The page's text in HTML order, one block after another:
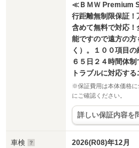
≪ＢＭＷ Premium
行距離無制限保証
含めて無料で対応
能ですので遠方の
く）。１００項目
６５日２４時間体
トラブルに対応す
※保証費用は本体価格に
にご確認ください。
詳しい保証内容を
車検 2026(R08)年12月